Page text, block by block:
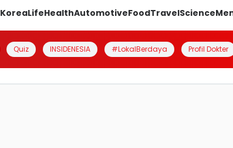
KoreaLifeHealthAutomotiveFoodTravelScience
Quiz INSIDENESIA #LokalBerdaya Profil Dokter